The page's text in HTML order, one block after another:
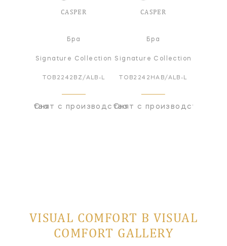
CASPER
Бра
Signature Collection
TOB2242BZ/ALB-L
Снят с производства
CASPER
Бра
Signature Collection
TOB2242HAB/ALB-L
Снят с производстваСнят с
VISUAL COMFORT В VISUAL
COMFORT GALLERY